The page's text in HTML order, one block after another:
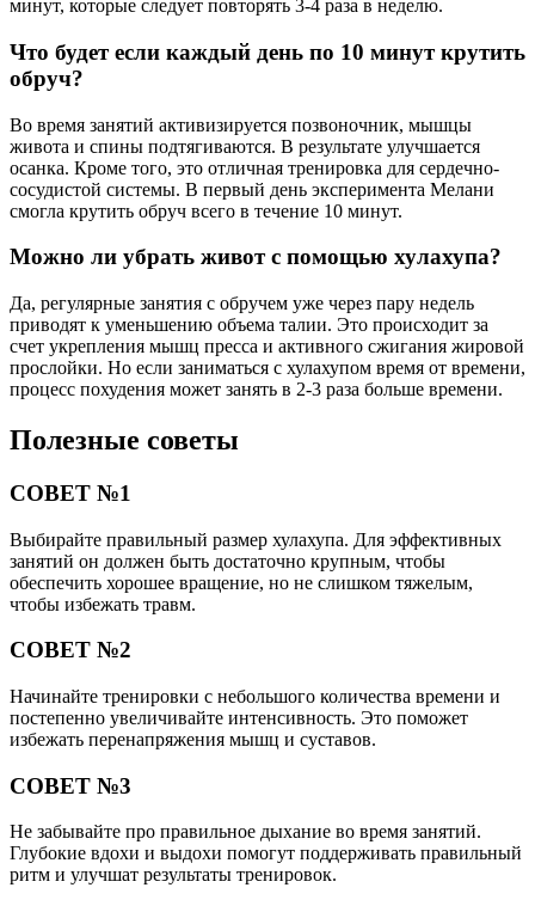
минут, которые следует повторять 3-4 раза в неделю.
Что будет если каждый день по 10 минут крутить
обруч?
Во время занятий активизируется позвоночник, мышцы
живота и спины подтягиваются. В результате улучшается
осанка. Кроме того, это отличная тренировка для сердечно-
сосудистой системы. В первый день эксперимента Мелани
смогла крутить обруч всего в течение 10 минут.
Можно ли убрать живот с помощью хулахупа?
Да, регулярные занятия с обручем уже через пару недель
приводят к уменьшению объема талии. Это происходит за
счет укрепления мышц пресса и активного сжигания жировой
прослойки. Но если заниматься с хулахупом время от времени,
процесс похудения может занять в 2-3 раза больше времени.
Полезные советы
СОВЕТ №1
Выбирайте правильный размер хулахупа. Для эффективных
занятий он должен быть достаточно крупным, чтобы
обеспечить хорошее вращение, но не слишком тяжелым,
чтобы избежать травм.
СОВЕТ №2
Начинайте тренировки с небольшого количества времени и
постепенно увеличивайте интенсивность. Это поможет
избежать перенапряжения мышц и суставов.
СОВЕТ №3
Не забывайте про правильное дыхание во время занятий.
Глубокие вдохи и выдохи помогут поддерживать правильный
ритм и улучшат результаты тренировок.